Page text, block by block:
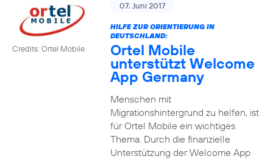
Credits: Ortel Mobile
07. Juni 2017
HILFE ZUR ORIENTIERUNG IN
DEUTSCHLAND:
Ortel Mobile
unterstützt Welcome
App Germany
Menschen mit
Migrationshintergrund zu helfen, ist
für Ortel Mobile ein wichtiges
Thema. Durch die finanzielle
Unterstützung der Welcome App